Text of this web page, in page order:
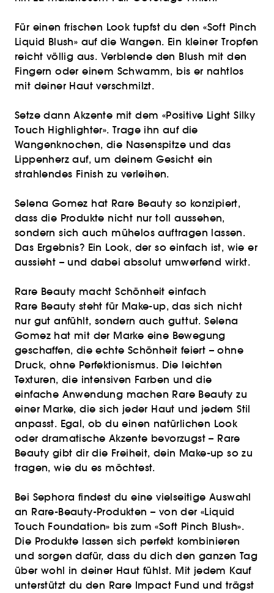
Für einen frischen Look tupfst du den «Soft Pinch
Liquid Blush» auf die Wangen. Ein kleiner Tropfen
reicht völlig aus. Verblende den Blush mit den
Fingern oder einem Schwamm, bis er nahtlos
mit deiner Haut verschmilzt.
Setze dann Akzente mit dem «Positive Light Silky
Touch Highlighter». Trage ihn auf die
Wangenknochen, die Nasenspitze und das
Lippenherz auf, um deinem Gesicht ein
strahlendes Finish zu verleihen.
Selena Gomez hat Rare Beauty so konzipiert,
dass die Produkte nicht nur toll aussehen,
sondern sich auch mühelos auftragen lassen.
Das Ergebnis? Ein Look, der so einfach ist, wie er
aussieht – und dabei absolut umwerfend wirkt.
Rare Beauty macht Schönheit einfach
Rare Beauty steht für Make-up, das sich nicht
nur gut anfühlt, sondern auch guttut. Selena
Gomez hat mit der Marke eine Bewegung
geschaffen, die echte Schönheit feiert – ohne
Druck, ohne Perfektionismus. Die leichten
Texturen, die intensiven Farben und die
einfache Anwendung machen Rare Beauty zu
einer Marke, die sich jeder Haut und jedem Stil
anpasst. Egal, ob du einen natürlichen Look
oder dramatische Akzente bevorzugst – Rare
Beauty gibt dir die Freiheit, dein Make-up so zu
tragen, wie du es möchtest.
Bei Sephora findest du eine vielseitige Auswahl
an Rare-Beauty-Produkten – von der «Liquid
Touch Foundation» bis zum «Soft Pinch Blush».
Die Produkte lassen sich perfekt kombinieren
und sorgen dafür, dass du dich den ganzen Tag
über wohl in deiner Haut fühlst. Mit jedem Kauf
unterstützt du den Rare Impact Fund und trägst